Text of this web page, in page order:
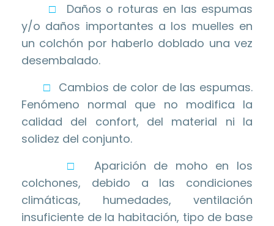
□
Daños o roturas en las espumas
y/o daños importantes a los muelles en
un colchón por haberlo doblado una vez
desembalado.
□ Cambios de color de las espumas.
Fenómeno normal que no modifica la
calidad del confort, del material ni la
solidez del conjunto.
□
Aparición de moho en los
colchones, debido a las condiciones
climáticas, humedades, ventilación
insuficiente de la habitación, tipo de base